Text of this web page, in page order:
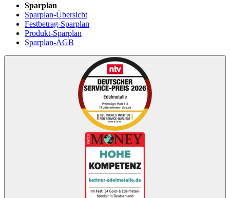
Sparplan
Sparplan-Übersicht
Festbetrag-Sparplan
Produkt-Sparplan
Sparplan-AGB